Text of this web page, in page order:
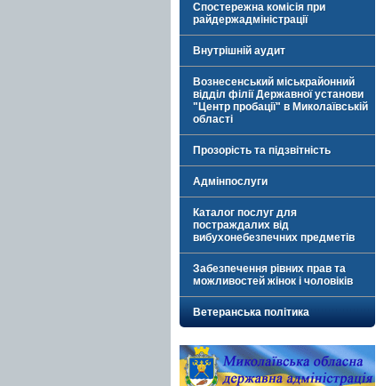
Спостережна комісія при
райдержадміністрації
Внутрішній аудит
Вознесенський міськрайонний
відділ філії Державної установи
"Центр пробації" в Миколаївській
області
Прозорість та підзвітність
Адмінпослуги
Каталог послуг для
постраждалих від
вибухонебезпечних предметів
Забезпечення рівних прав та
можливостей жінок і чоловіків
Ветеранська політика